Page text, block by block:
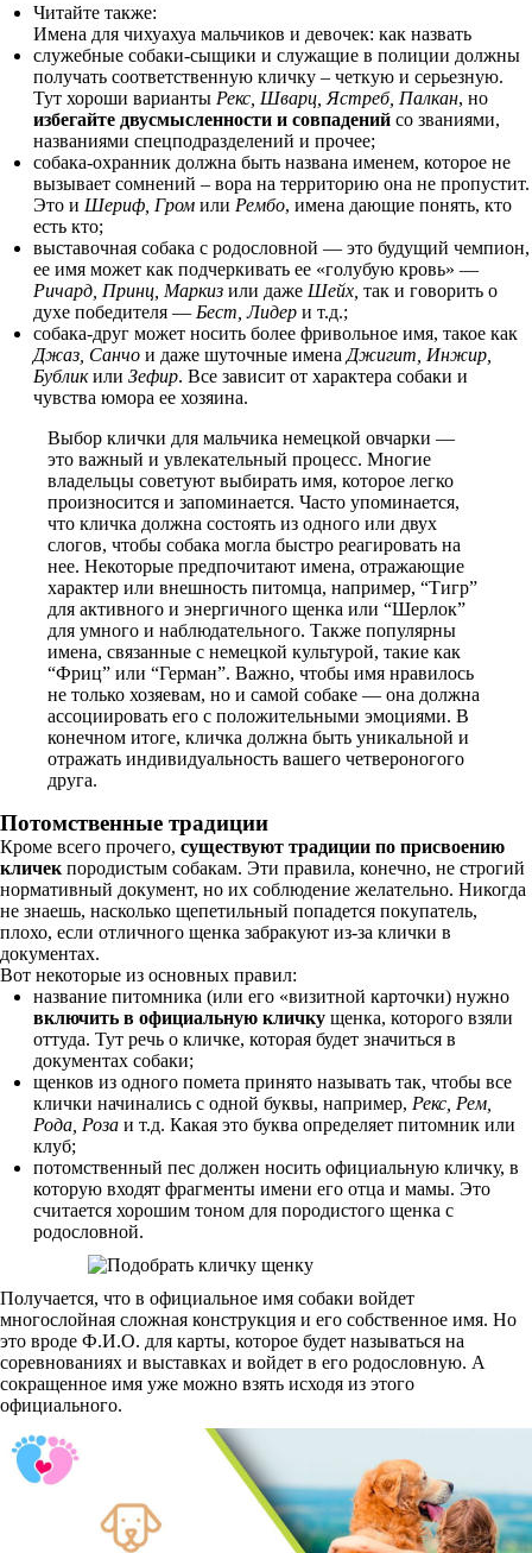
Читайте также:
Имена для чихуахуа мальчиков и девочек: как назвать
служебные собаки-сыщики и служащие в полиции должны
получать соответственную кличку – четкую и серьезную.
Тут хороши варианты Рекс, Шварц, Ястреб, Палкан, но
избегайте двусмысленности и совпадений со званиями,
названиями спецподразделений и прочее;
собака-охранник должна быть названа именем, которое не
вызывает сомнений – вора на территорию она не пропустит.
Это и Шериф, Гром или Рембо, имена дающие понять, кто
есть кто;
выставочная собака с родословной — это будущий чемпион,
ее имя может как подчеркивать ее «голубую кровь» —
Ричард, Принц, Маркиз или даже Шейх, так и говорить о
духе победителя — Бест, Лидер и т.д.;
собака-друг может носить более фривольное имя, такое как
Джаз, Санчо и даже шуточные имена Джигит, Инжир,
Бубликили Зефир. Все зависит от характера собаки и
чувства юмора ее хозяина.
Выбор клички для мальчика немецкой овчарки —
это важный и увлекательный процесс. Многие
владельцы советуют выбирать имя, которое легко
произносится и запоминается. Часто упоминается,
что кличка должна состоять из одного или двух
слогов, чтобы собака могла быстро реагировать на
нее. Некоторые предпочитают имена, отражающие
характер или внешность питомца, например, “Тигр”
для активного и энергичного щенка или “Шерлок”
для умного и наблюдательного. Также популярны
имена, связанные с немецкой культурой, такие как
“Фриц” или “Герман”. Важно, чтобы имя нравилось
не только хозяевам, но и самой собаке — она должна
ассоциировать его с положительными эмоциями. В
конечном итоге, кличка должна быть уникальной и
отражать индивидуальность вашего четвероногого
друга.
Потомственные традиции
Кроме всего прочего, существуют традиции по присвоению
кличек породистым собакам. Эти правила, конечно, не строгий
нормативный документ, но их соблюдение желательно. Никогда
не знаешь, насколько щепетильный попадется покупатель,
плохо, если отличного щенка забракуют из-за клички в
документах.
Вот некоторые из основных правил:
название питомника (или его «визитной карточки) нужно
включить в официальную кличку щенка, которого взяли
оттуда. Тут речь о кличке, которая будет значиться в
документах собаки;
щенков из одного помета принято называть так, чтобы все
клички начинались с одной буквы, например, Рекс, Рем,
Рода, Роза и т.д. Какая это буква определяет питомник или
клуб;
потомственный пес должен носить официальную кличку, в
которую входят фрагменты имени его отца и мамы. Это
считается хорошим тоном для породистого щенка с
родословной.
Получается, что в официальное имя собаки войдет
многослойная сложная конструкция и его собственное имя. Но
это вроде Ф.И.О. для карты, которое будет называться на
соревнованиях и выставках и войдет в его родословную. А
сокращенное имя уже можно взять исходя из этого
официального.